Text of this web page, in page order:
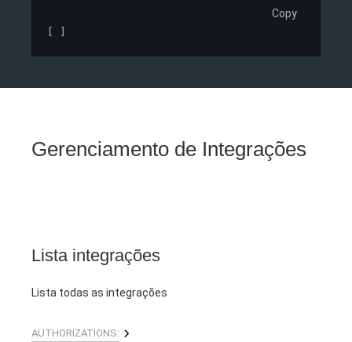
Copy
Gerenciamento de Integrações
Lista integrações
Lista todas as integrações
AUTHORIZATIONS: